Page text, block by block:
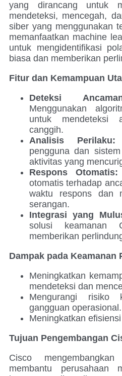
yang dirancang untuk
mendeteksi, mencegah,
siber yang menggunakan
memanfaatkan machine
untuk mengidentifikasi
biasa dan memberikan
Fitur dan Kemampuan
Deteksi
Menggunakan
untuk mendeteksi
canggih.
Analisis Perilaku:
pengguna dan
aktivitas yang
Respons Otomatis:
otomatis terhadap
waktu respons dan
serangan.
Integrasi yang
solusi keamanan
memberikan
Dampak pada Keamanan
Meningkatkan
mendeteksi dan
Mengurangi risiko
gangguan operasional.
Meningkatkan
Tujuan Pengembangan
Cisco
membantu perusahaan